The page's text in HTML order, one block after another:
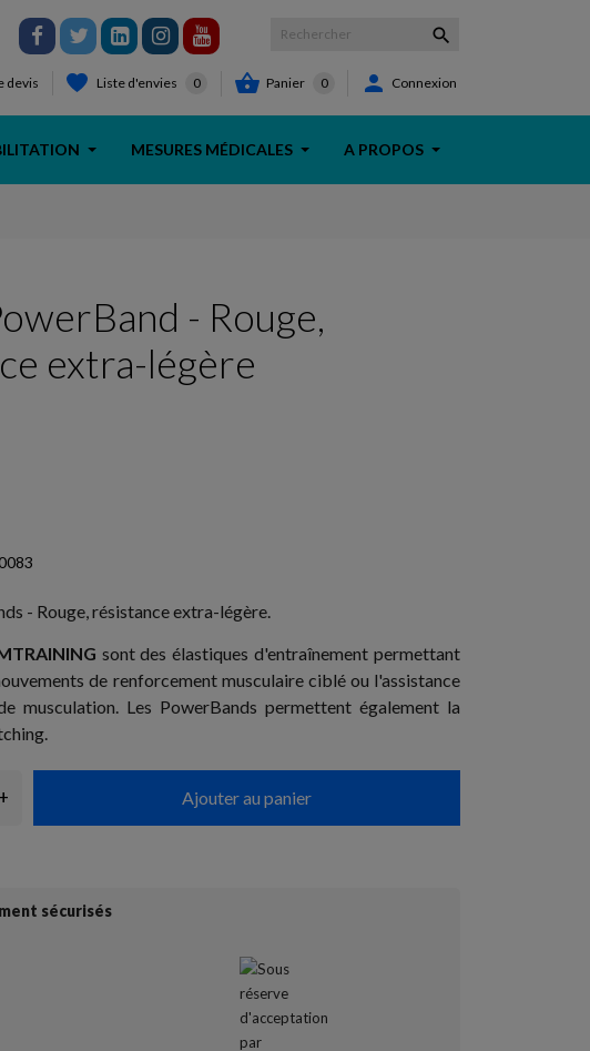

devis Liste d'envies 0  Panier 0  Connexion
MESURES MÉDICALES A PROPOS
- Rouge,
extra-légère
- Rouge, résistance extra-légère.
sont des élastiques d'entraînement permettant
de renforcement musculaire ciblé ou l'assistance
musculation. Les PowerBands permettent également la
+ Ajouter au panier
sécurisés